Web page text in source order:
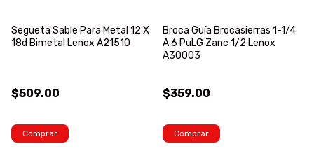
Segueta Sable Para Metal 12 X
18d Bimetal Lenox A21510
$509.00
Comprar
Broca Guía Brocasierras 1-1/4
A 6 PuLG Zanc 1/2 Lenox
A30003
$359.00
Comprar